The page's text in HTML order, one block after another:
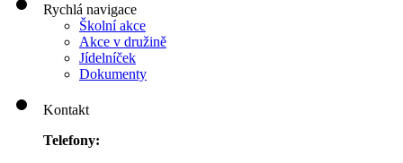
Rychlá navigace
Školní akce
Akce v družině
Jídelníček
Dokumenty
Kontakt
Telefony: